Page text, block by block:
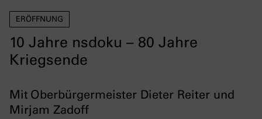
ERÖFFNUNG
10 Jahre nsdoku – 80 Jahre
Kriegsende
Mit Oberbürgermeister Dieter Reiter und
Mirjam Zadoff